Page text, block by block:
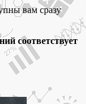
вам сразу
соответствует